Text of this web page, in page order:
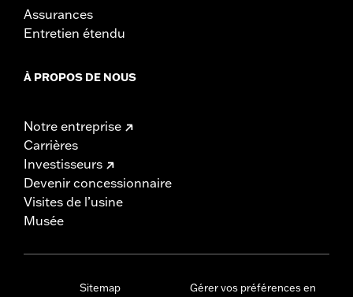
Assurances
Entretien étendu
À PROPOS DE NOUS
Notre entreprise
Carrières
Investisseurs
Devenir concessionnaire
Visites de l’usine
Musée
Sitemap Gérer vos préférences en